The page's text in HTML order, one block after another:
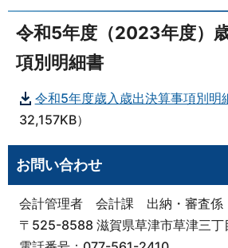
令和5年度（2023年度）
項別明細書
令和5年度歳入歳出決算事項別明
32,157KB）
お問い合わせ
会計管理者 会計課 出納・審査係
〒525-8588 滋賀県草津市草津三丁